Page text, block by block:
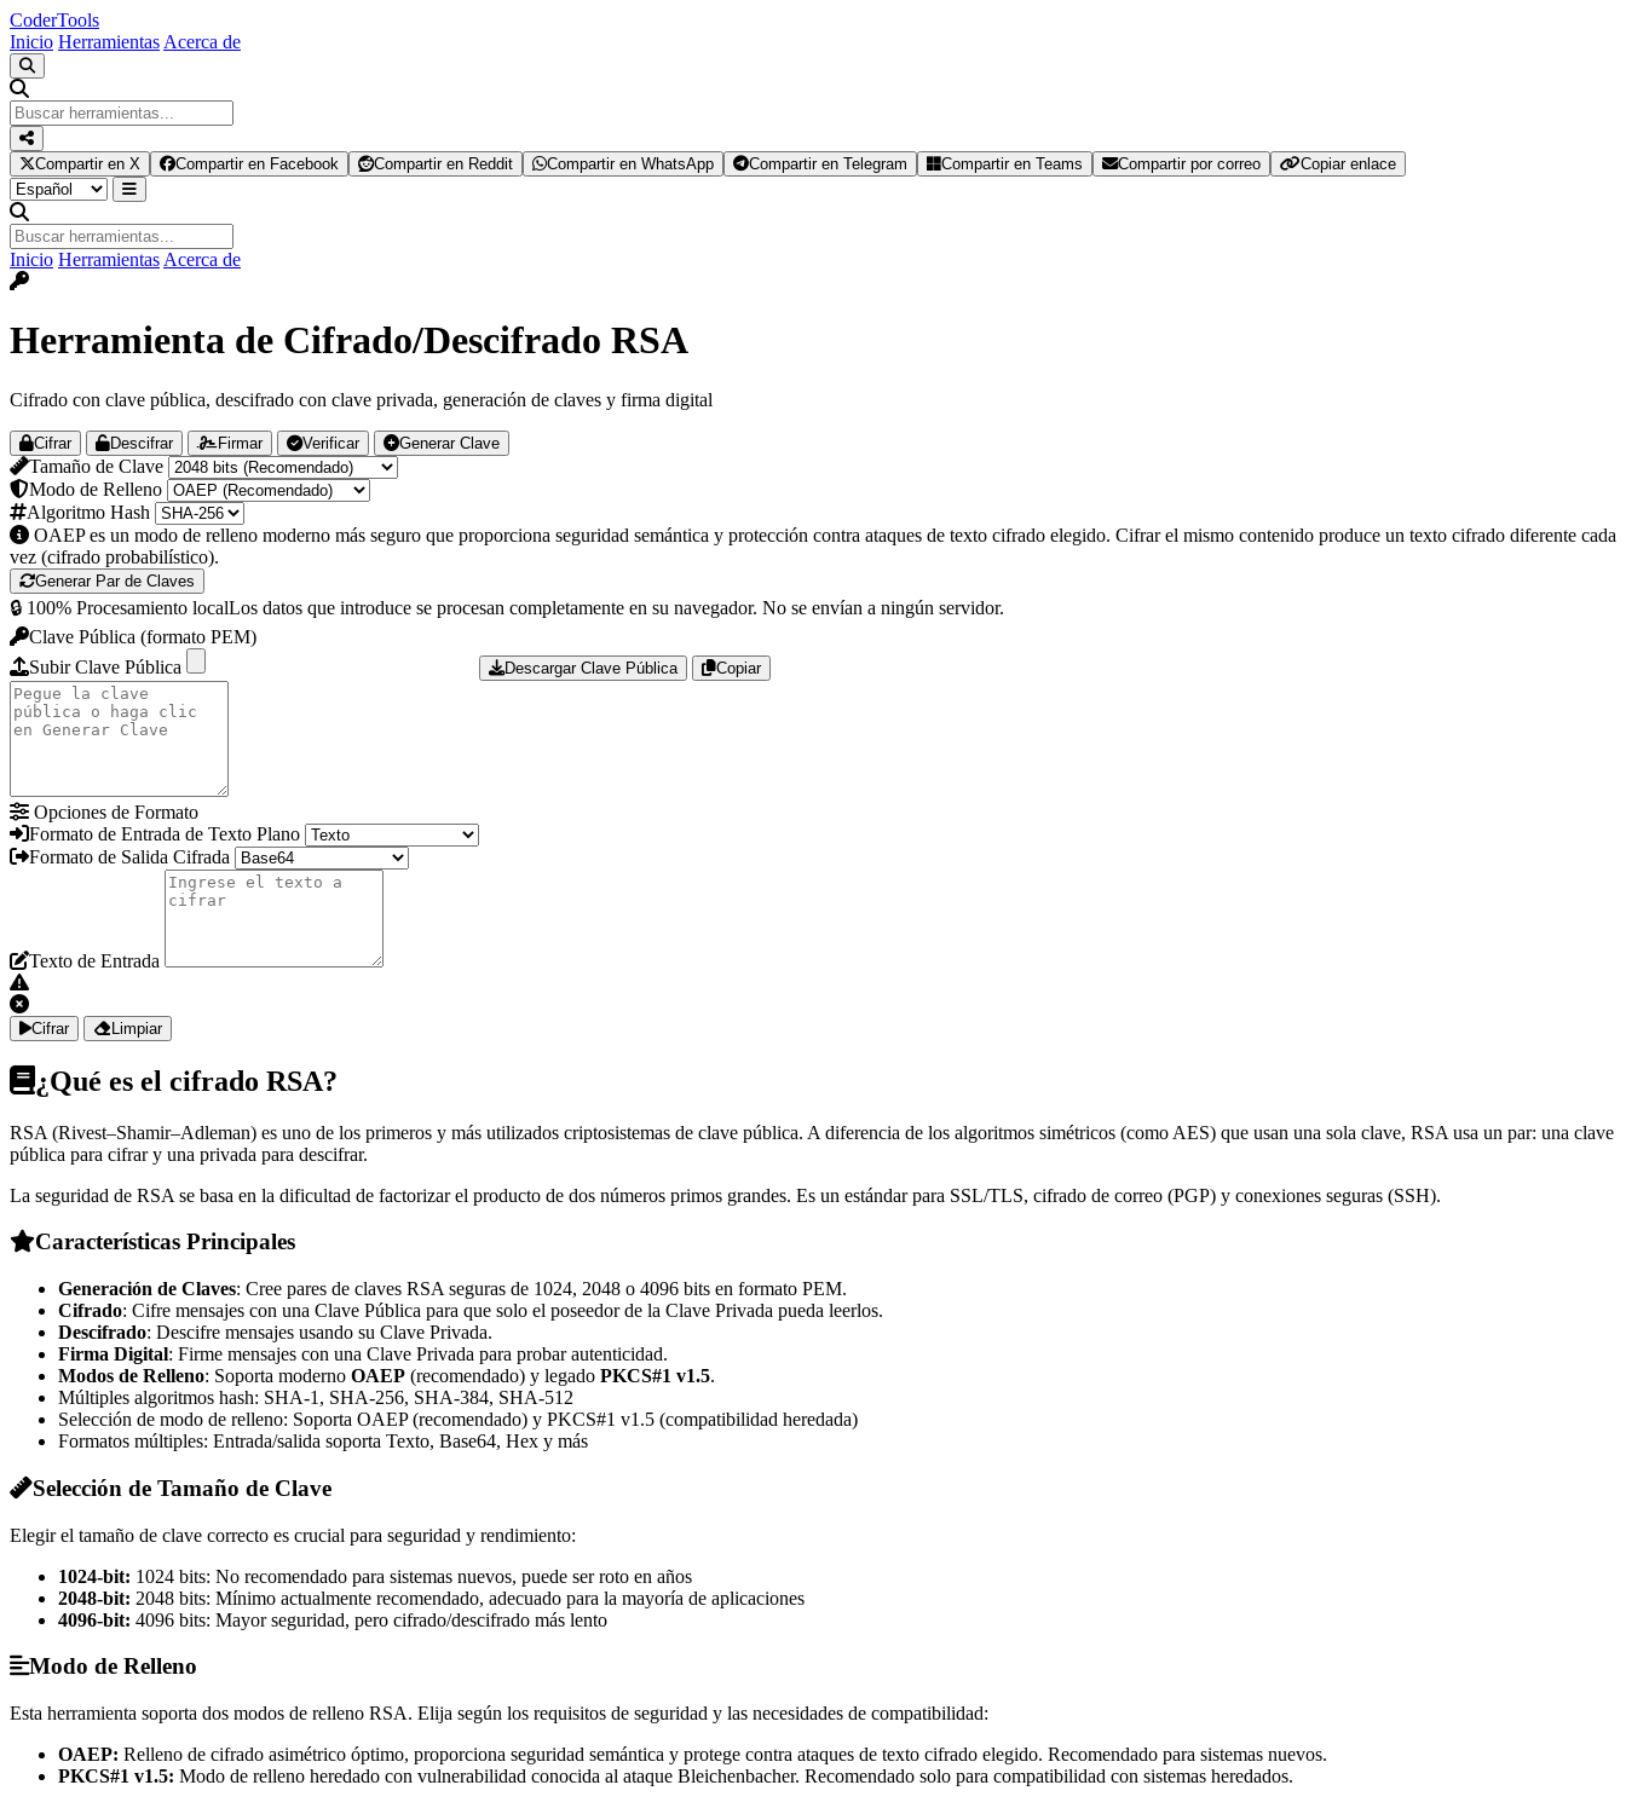
CoderTools
Inicio Herramientas Acerca de
Compartir en X Compartir en Facebook Compartir en Reddit Compartir en WhatsApp Compartir en Telegram Compartir en Teams Compartir por correo Copiar enlace
Inicio Herramientas Acerca de
Herramienta de Cifrado/Descifrado RSA
Cifrado con clave pública, descifrado con clave privada, generación de claves y firma digital
Cifrar Descifrar Firmar Verificar Generar Clave
Tamaño de Clave
Modo de Relleno
Algoritmo Hash
OAEP es un modo de relleno moderno más seguro que proporciona seguridad semántica y protección contra ataques de texto cifrado elegido. Cifrar el mismo contenido produce un texto cifrado diferente cada
vez (cifrado probabilístico).
Generar Par de Claves
🔒 100% Procesamiento localLos datos que introduce se procesan completamente en su navegador. No se envían a ningún servidor.
Clave Pública (formato PEM)
Subir Clave Pública
Descargar Clave Pública Copiar
Opciones de Formato
Formato de Entrada de Texto Plano
Formato de Salida Cifrada
Texto de Entrada
Cifrar Limpiar
¿Qué es el cifrado RSA?
RSA (Rivest–Shamir–Adleman) es uno de los primeros y más utilizados criptosistemas de clave pública. A diferencia de los algoritmos simétricos (como AES) que usan una sola clave, RSA usa un par: una clave
pública para cifrar y una privada para descifrar.
La seguridad de RSA se basa en la dificultad de factorizar el producto de dos números primos grandes. Es un estándar para SSL/TLS, cifrado de correo (PGP) y conexiones seguras (SSH).
Características Principales
Generación de Claves: Cree pares de claves RSA seguras de 1024, 2048 o 4096 bits en formato PEM.
Cifrado: Cifre mensajes con una Clave Pública para que solo el poseedor de la Clave Privada pueda leerlos.
Descifrado: Descifre mensajes usando su Clave Privada.
Firma Digital: Firme mensajes con una Clave Privada para probar autenticidad.
Modos de Relleno: Soporta moderno OAEP (recomendado) y legado PKCS#1 v1.5.
Múltiples algoritmos hash: SHA-1, SHA-256, SHA-384, SHA-512
Selección de modo de relleno: Soporta OAEP (recomendado) y PKCS#1 v1.5 (compatibilidad heredada)
Formatos múltiples: Entrada/salida soporta Texto, Base64, Hex y más
Selección de Tamaño de Clave
Elegir el tamaño de clave correcto es crucial para seguridad y rendimiento:
1024-bit: 1024 bits: No recomendado para sistemas nuevos, puede ser roto en años
2048-bit: 2048 bits: Mínimo actualmente recomendado, adecuado para la mayoría de aplicaciones
4096-bit: 4096 bits: Mayor seguridad, pero cifrado/descifrado más lento
Modo de Relleno
Esta herramienta soporta dos modos de relleno RSA. Elija según los requisitos de seguridad y las necesidades de compatibilidad:
OAEP: Relleno de cifrado asimétrico óptimo, proporciona seguridad semántica y protege contra ataques de texto cifrado elegido. Recomendado para sistemas nuevos.
PKCS#1 v1.5: Modo de relleno heredado con vulnerabilidad conocida al ataque Bleichenbacher. Recomendado solo para compatibilidad con sistemas heredados.